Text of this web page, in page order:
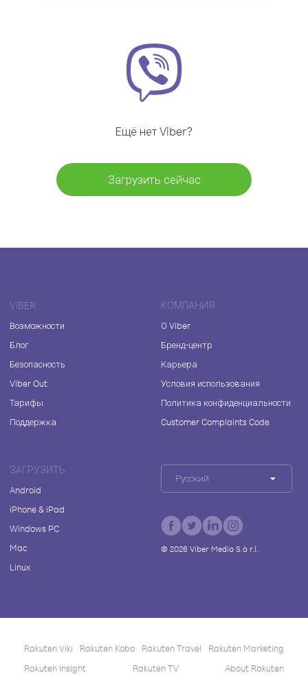
Ещё нет Viber?
Загрузить сейчас
VIBER
Возможности
Блог
Безопасность
Viber Out
Тарифы
Поддержка
КОМПАНИЯ
О Viber
Бренд-центр
Карьера
Условия использования
Политика конфиденциальности
Customer Complaints Code
ЗАГРУЗИТЬ
Android
iPhone & iPad
Windows PC
Mac
Linux
Русский
© 2026Viber Media S.à r.l.
Rakuten Viki Rakuten Kobo Rakuten Travel
Rakuten Marketing
Rakuten Insight
Rakuten TV About Rakuten